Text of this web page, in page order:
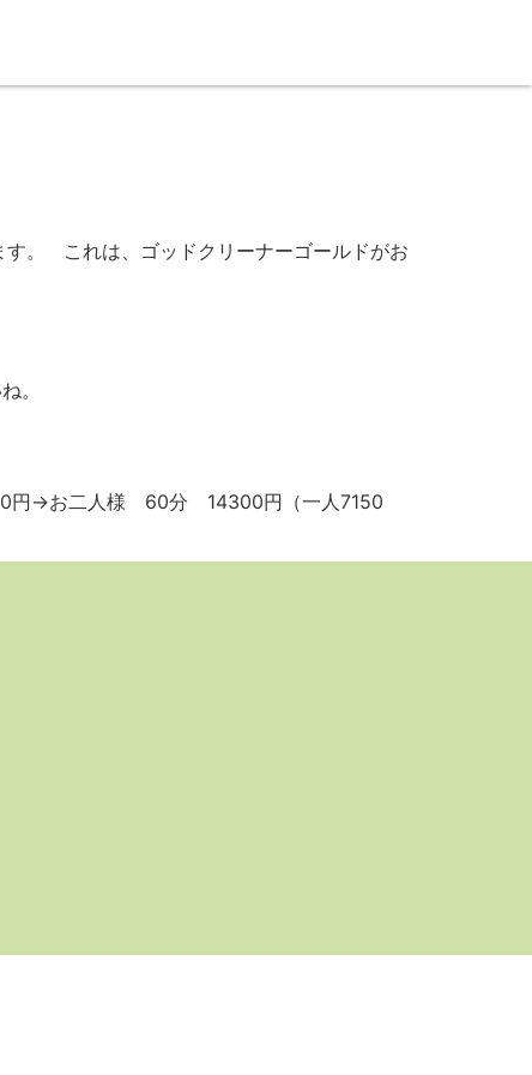
。 これは、ゴッドクリーナーゴールドがお
。
円→お二人様 60分 14300円（一人7150